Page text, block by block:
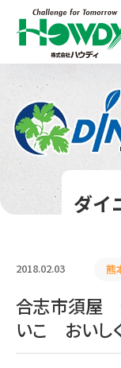
ダイ
2018.02.03 熊
合志市須屋
いこ おいし